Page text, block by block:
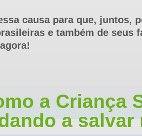
causa para que, juntos,
e também de seus
a Criança
a salvar